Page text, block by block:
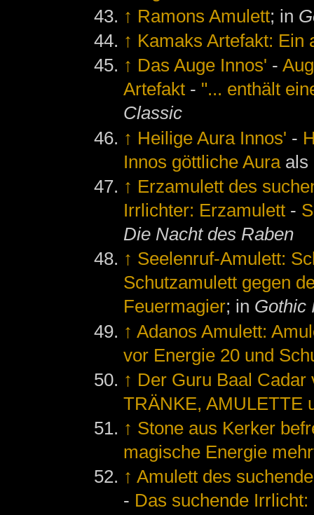
↑ Ramons Amulett; in
↑ Kamaks Artefakt: Ein
↑ Das Auge Innos' -
Artefakt - "... enthält
Classic
↑ Heilige Aura Innos' -
Innos göttliche Auraals
↑ Erzamulett des
Irrlichter: Erzamulett -
Die Nacht des Raben
↑ Seelenruf-Amulett:
Schutzamulett gegen
Feuermagier; in Gothic
↑ Adanos Amulett:
vor Energie 20 und
↑ Der Guru Baal
TRÄNKE, AMULETTE
↑ Stone aus Kerker
magische Energie
↑ Amulett des
- Das suchende